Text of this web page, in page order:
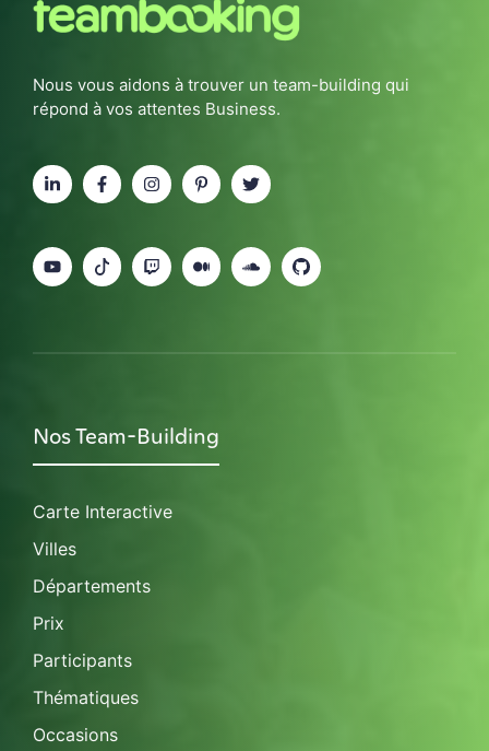
Nous vous aidons à trouver un team-building qui
répond à vos attentes Business.
Nos Team-Building
Carte Interactive
Villes
Départements
Prix
Participants
Thématiques
Occasions